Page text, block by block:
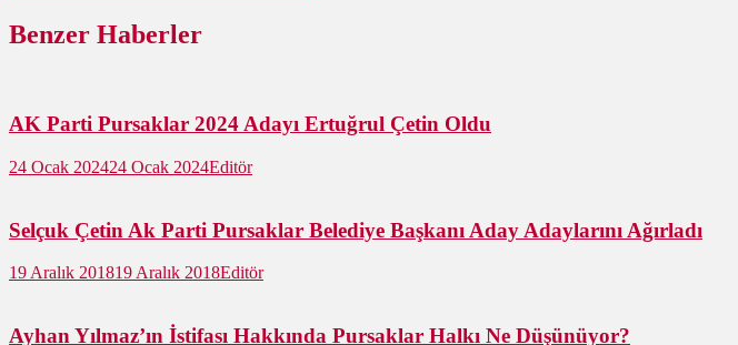
Benzer Haberler
AK Parti Pursaklar 2024 Adayı Ertuğrul Çetin Oldu
24 Ocak 202424 Ocak 2024Editör
Selçuk Çetin Ak Parti Pursaklar Belediye Başkanı Aday Adaylarını Ağırladı
19 Aralık 201819 Aralık 2018Editör
Ayhan Yılmaz’ın İstifası Hakkında Pursaklar Halkı Ne Düşünüyor?